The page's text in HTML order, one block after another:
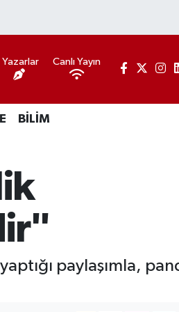
Yazarlar Canlı Yayın
BİLİM
paylaşımla,